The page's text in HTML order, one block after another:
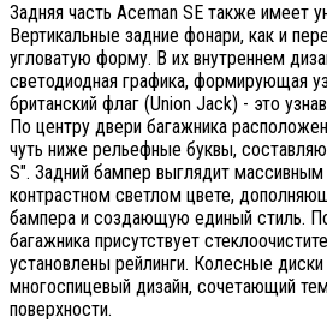
Задняя часть Aceman SE также имеет
Вертикальные задние фонари, как и
угловатую форму. В их внутреннем
светодиодная графика, формирующая
британский флаг (Union Jack) - это
По центру двери багажника
чуть ниже рельефные буквы,
S". Задний бампер выглядит
контрастном светлом цвете,
бампера и создающую единый стиль.
багажника присутствует
установлены рейлинги. Колесные
многоспицевый дизайн, сочетающий
поверхности.